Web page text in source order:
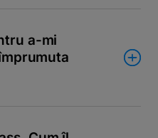
a-mi